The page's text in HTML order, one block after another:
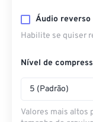
Áudio reverso
Habilite se quiser
Nível de
5 (Padrão)
Valores mais altos